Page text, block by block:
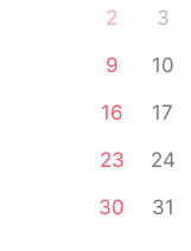
2 3
9
10
16
17
23
24
30
31